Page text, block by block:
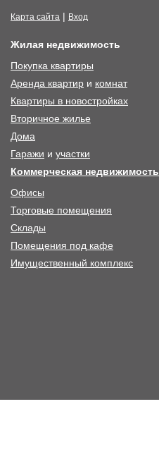
Карта сайта | Вход
Жилая недвижимость
Покупка квартиры
Аренда квартир и комнат
Квартиры в новостройках
Вторичное жилье
Дома
Гаражи и участки
Коммерческая недвижимость
Офисы
Торговые помещения
Склады
Помещения под кафе
Имущественный комплекс